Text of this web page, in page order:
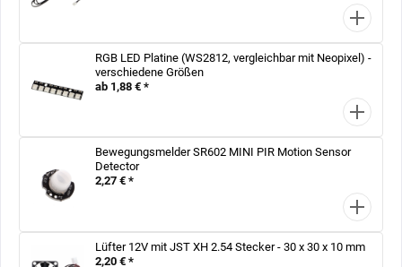
RGB LED Platine (WS2812, vergleichbar mit Neopixel) -
verschiedene Größen
ab 1,88 € *
Bewegungsmelder SR602 MINI PIR Motion Sensor
Detector
2,27 € *
Lüfter 12V mit JST XH 2.54 Stecker - 30 x 30 x 10 mm
2,20 € *